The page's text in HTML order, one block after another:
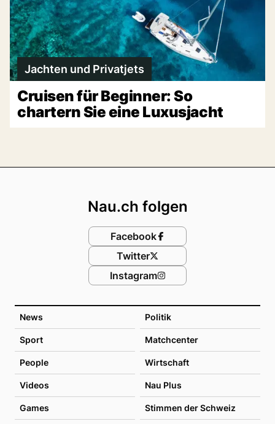
Jachten und Privatjets
Cruisen für Beginner: So
chartern Sie eine Luxusjacht
News Politik
Sport Matchcenter
People Wirtschaft
Videos Nau Plus
Games Stimmen der Schweiz
Nau.ch folgen
Facebook
Twitter
Instagram